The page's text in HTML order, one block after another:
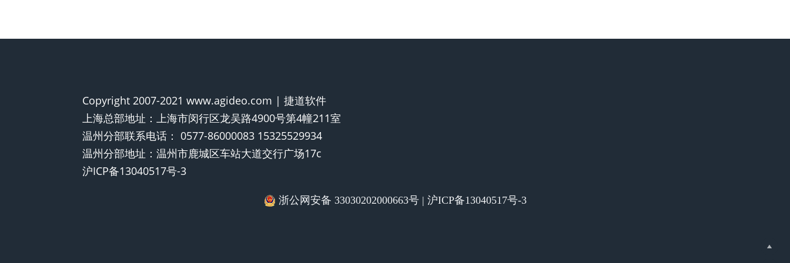
Copyright 2007-2021 www.agideo.com | 捷道软件
上海总部地址：上海市闵行区龙吴路4900号第4幢211室
温州分部联系电话： 0577-86000083 15325529934
温州分部地址：温州市鹿城区车站大道交行广场17c
沪ICP备13040517号-3
浙公网安备 33030202000663号 | 沪ICP备13040517号-3